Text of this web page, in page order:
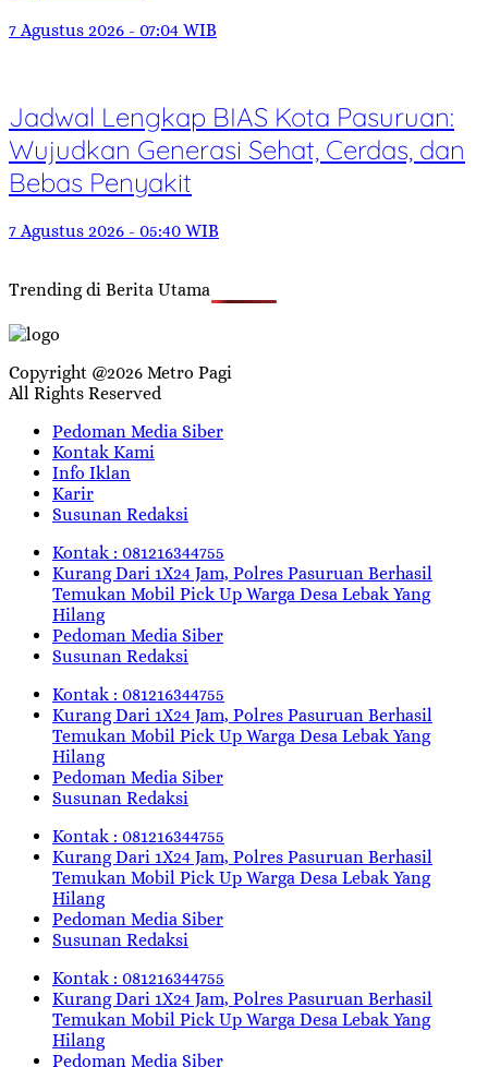
7 Agustus 2026 - 07:04 WIB
Jadwal Lengkap BIAS Kota Pasuruan:
Wujudkan Generasi Sehat, Cerdas, dan
Bebas Penyakit
7 Agustus 2026 - 05:40 WIB
Trending di Berita Utama
Copyright @2026 Metro Pagi
All Rights Reserved
Pedoman Media Siber
Kontak Kami
Info Iklan
Karir
Susunan Redaksi
Kontak : 081216344755
Kurang Dari 1X24 Jam, Polres Pasuruan Berhasil
Temukan Mobil Pick Up Warga Desa Lebak Yang
Hilang
Pedoman Media Siber
Susunan Redaksi
Kontak : 081216344755
Kurang Dari 1X24 Jam, Polres Pasuruan Berhasil
Temukan Mobil Pick Up Warga Desa Lebak Yang
Hilang
Pedoman Media Siber
Susunan Redaksi
Kontak : 081216344755
Kurang Dari 1X24 Jam, Polres Pasuruan Berhasil
Temukan Mobil Pick Up Warga Desa Lebak Yang
Hilang
Pedoman Media Siber
Susunan Redaksi
Kontak : 081216344755
Kurang Dari 1X24 Jam, Polres Pasuruan Berhasil
Temukan Mobil Pick Up Warga Desa Lebak Yang
Hilang
Pedoman Media Siber